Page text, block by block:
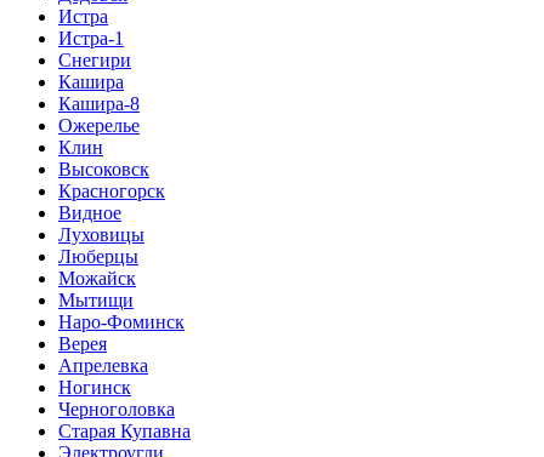
Истра
Истра-1
Снегири
Кашира
Кашира-8
Ожерелье
Клин
Высоковск
Красногорск
Видное
Луховицы
Люберцы
Можайск
Мытищи
Наро-Фоминск
Верея
Апрелевка
Ногинск
Черноголовка
Старая Купавна
Электроугли